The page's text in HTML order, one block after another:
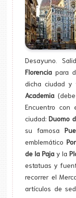
Desayuno.
Florencia para
dicha ciudad y
Academia
Encuentro con
ciudad:Duomo
su famosa
emblemático
de la Paja y la
estatuas y
recorrer el
artículos de